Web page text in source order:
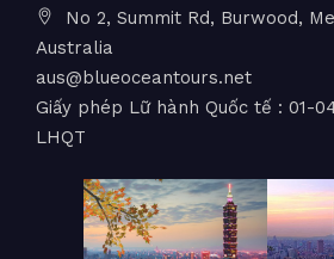
No 2, Summit Rd, Burwood,
Australia
aus@blueoceantours.net
Giấy phép Lữ hành Quốc tế : 01-
LHQT